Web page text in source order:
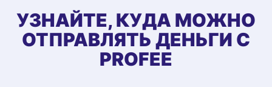
УЗНАЙТЕ, КУДА МОЖНО
ОТПРАВЛЯТЬ ДЕНЬГИ С
PROFEE